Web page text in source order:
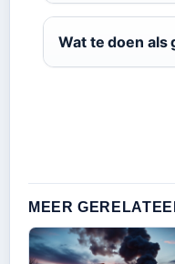
Wat te doen als
MEER